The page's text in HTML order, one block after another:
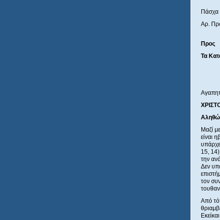
Πάσχα
Αρ.
Προς
Τα
Αληθώ
Μαζί
είναι
15,
την
Δεν
τον
Από